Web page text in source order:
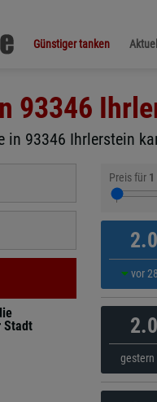
Günstiger tanken
93346
in 93346 Ihrlerstein
Stadt
Preis für 1
vor
gestern